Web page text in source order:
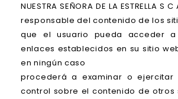
NUESTRA SEÑORA DE LA ESTRELLA S
responsable del contenido de los
que el usuario pueda acceder
enlaces establecidos en su sitio
en ningún caso
procederá a examinar o ejercitar
control sobre el contenido de otros